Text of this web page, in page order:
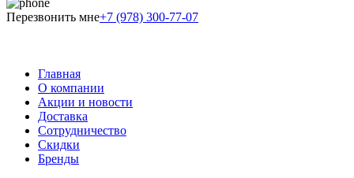
Перезвонить мне+7 (978) 300-77-07
Главная
О компании
Акции и новости
Доставка
Сотрудничество
Скидки
Бренды